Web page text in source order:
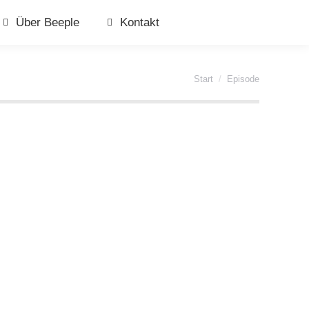
Über Beeple Kontakt
Sie befinden sich hier:
Start Episode